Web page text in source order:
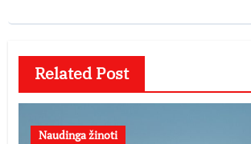
Related Post
Naudinga žinoti